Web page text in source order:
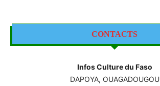
CONTACTS
Infos Culture du Faso
DAPOYA, OUAGADOUGOU